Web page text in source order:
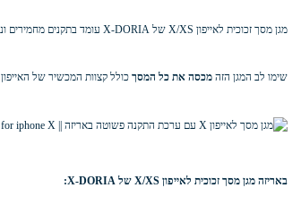
מגן מסך זכוכית לאייפון X/XS של X-DORIA עומד בתקנים מחמירים ונמכר בעשרות מדינות.
שימו לב המגן הזה מכסה את כל המסך כולל קצוות המכשיר של האייפון X/XS
באריזה מגן מסך זכוכית לאייפון X/XS של X-DORIA :